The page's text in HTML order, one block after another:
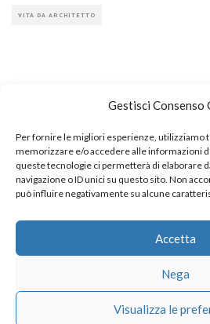
Gestisci Consenso
Per fornire le migliori esperienze, utilizziamo
memorizzare e/o accedere alle informazioni
queste tecnologie ci permetterà di elaborare
navigazione o ID unici su questo sito. Non
può influire negativamente su alcune
Accetta
Nega
Visualizza le
VITA DA ARCHITETTO
COPYRIGHT
©
SOCIAL
facebook